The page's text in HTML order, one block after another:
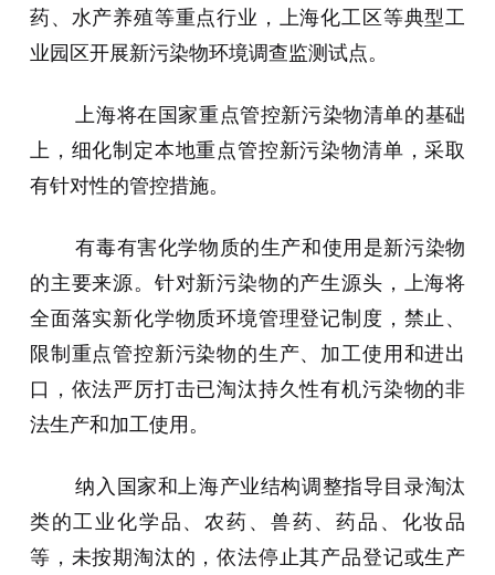
药、水产养殖等重点行业，上海化工区等典型工
业园区开展新污染物环境调查监测试点。
上海将在国家重点管控新污染物清单的基础
上，细化制定本地重点管控新污染物清单，采取
有针对性的管控措施。
有毒有害化学物质的生产和使用是新污染物
的主要来源。针对新污染物的产生源头，上海将
全面落实新化学物质环境管理登记制度，禁止、
限制重点管控新污染物的生产、加工使用和进出
口，依法严厉打击已淘汰持久性有机污染物的非
法生产和加工使用。
纳入国家和上海产业结构调整指导目录淘汰
类的工业化学品、农药、兽药、药品、化妆品
等，未按期淘汰的，依法停止其产品登记或生产